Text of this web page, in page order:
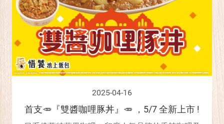
2025-04-16
首支🥕『雙醬咖哩豚丼』🥕 ，5/7 全新上市 !